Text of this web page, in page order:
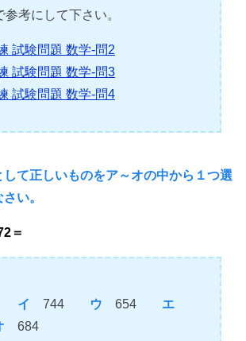
考にして下さい。
試験問題 数学-問2
試験問題 数学-問3
試験問題 数学-問4
て正しいものをア～オの中から１つ選
い。
＝
イ 744 ウ 654 エ
684